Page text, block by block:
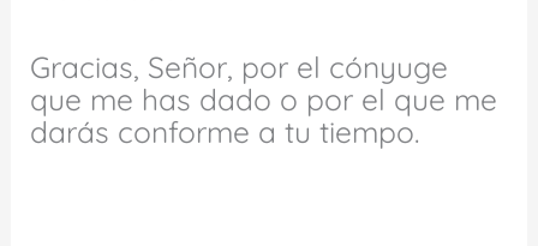
Gracias, Señor, por el cónyuge
que me has dado o por el que me
darás conforme a tu tiempo.